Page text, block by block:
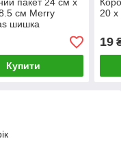
см Merry
шишка
Купити
20 х
19